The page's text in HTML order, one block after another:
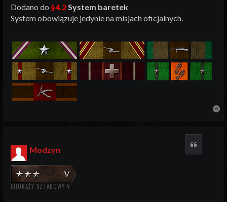
Dodano do §4.2System baretek
System obowiązuje jedynie na misjach oficjalnych.
Modzyn
CHORĄŻY SZTABOWY V